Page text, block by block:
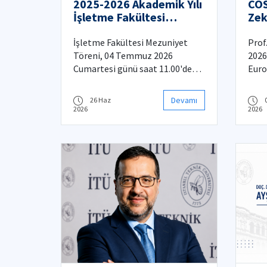
2025-2026 Akademik Yılı
İşletme Fakültesi
İşletme Fakültesi Mezuniyet
Töreni, 04 Temmuz 2026
Cumartesi günü saat 11.00'de
Kemal Amfisi'nde
gerçekleştirilecektir.
26 Haz
2026
Devamı
2026